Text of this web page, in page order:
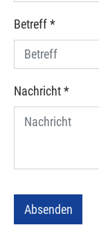
Betreff*
Nachricht*
Absenden